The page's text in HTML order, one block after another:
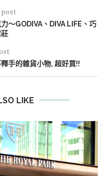
post
～GODIVA、DIVA LIFE、巧
手的雜貨小物, 超好買!!
LIKE